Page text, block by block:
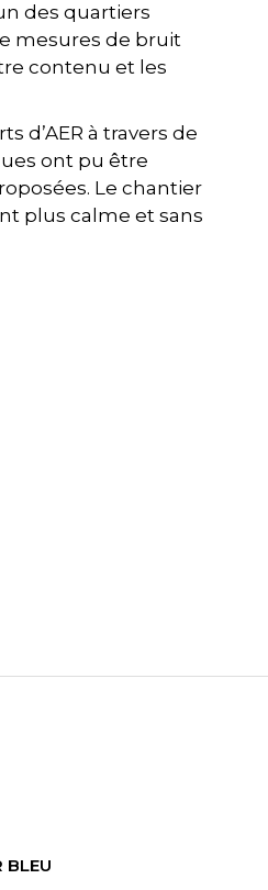
des quartiers
mesures de bruit
contenu et les
d’AER à travers de
ont pu être
Le chantier
plus calme et sans
BLEU